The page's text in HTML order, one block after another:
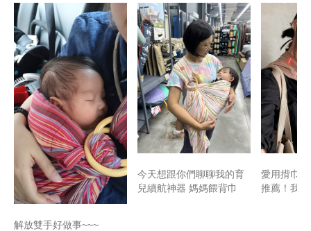
解放雙手好做事~~~
​​​今天想跟你們聊聊我的育
兒續航神器 ​媽媽餵背巾
愛用揹巾
推薦！我